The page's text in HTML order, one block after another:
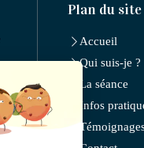
Plan du site
Accueil
Qui suis-je ?
La séance
Infos